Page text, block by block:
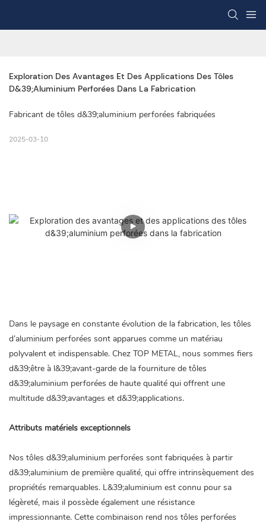
Exploration Des Avantages Et Des Applications Des Tôles
D&39;aluminium Perforées Dans La Fabrication
Fabricant de tôles d&39;aluminium perforées fabriquées
2025-03-10
Dans le paysage en constante évolution de la fabrication, les tôles
d’aluminium perforées sont apparues comme un matériau
polyvalent et indispensable. Chez TOP METAL, nous sommes fiers
d&39;être à l&39;avant-garde de la fourniture de tôles
d&39;aluminium perforées de haute qualité qui offrent une
multitude d&39;avantages et d&39;applications.
Attributs matériels exceptionnels
Nos tôles d&39;aluminium perforées sont fabriquées à partir
d&39;aluminium de première qualité, qui offre intrinsèquement des
propriétés remarquables. L&39;aluminium est connu pour sa
légèreté, mais il possède également une résistance
impressionnante. Cette combinaison rend nos tôles perforées